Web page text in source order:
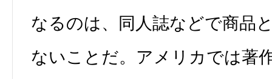
なるのは、同人誌などで商品
ないことだ。アメリカでは著